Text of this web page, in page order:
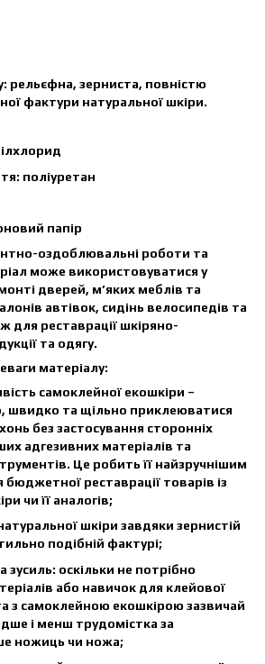
рельєфна, зерниста, повністю
фактури натуральної шкіри.
поліуретан
папір
оздоблювальні роботи та
може використовуватися у
дверей, м’яких меблів та
автівок, сидінь велосипедів та
для реставрації шкіряно-
та одягу.
матеріалу:
самоклейної екошкіри –
швидко та щільно приклеюватися
без застосування сторонніх
адгезивних матеріалів та
Це робить її найзручнішим
реставрації товарів із
чи її аналогів;
шкіри завдяки зернистій
подібній фактурі;
зусиль: оскільки не потрібно
або навичок для клейової
з самоклейною екошкірою зазвичай
і менш трудомістка за
ножиць чи ножа;